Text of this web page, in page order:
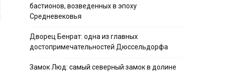
бастионов, возведенных в эпоху
Средневековья
Дворец Бенрат: одна из главных
достопримечательностей Дюссельдорфа
Замок Люд: самый северный замок в долине